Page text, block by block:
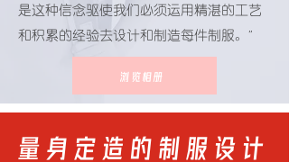
是这种信念驱使我们必须运用精湛的工艺
和积累的经验去设计和制造每件制服。 ”
浏览相册
量身定造的制服设计